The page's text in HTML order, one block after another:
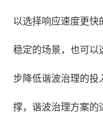
以选择响应速度更快
稳定的场景，也可以
步降低谐波治理的投
撑，谐波治理方案的